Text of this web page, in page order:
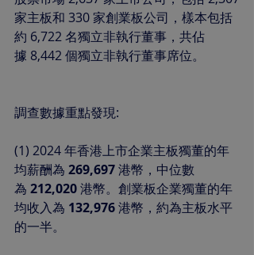
家主板和 330 家創業板公司，樣本包括
約 6,722 名獨立非執行董事，共佔
據 8,442 個獨立非執行董事席位。
調查數據重點發現:
(1) 2024 年香港上市企業主板獨董的年
均薪酬為 269,697 港幣，中位數
為 212,020 港幣。創業板企業獨董的年
均收入為 132,976 港幣，約為主板水平
的一半。